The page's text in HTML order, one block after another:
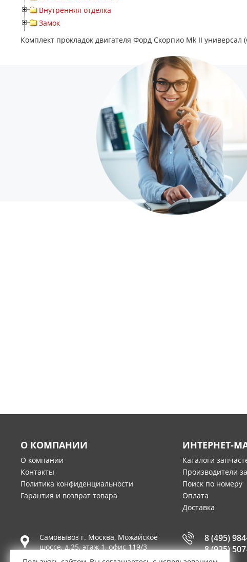
Внутренняя отделка
Замок
Комплект прокладок двигателя Форд Скорпио Mk II универсал
О КОМПАНИИ
О компании
Контакты
Политика конфиденциальности
Гарантия и возврат товара
ИНТЕРНЕТ-
Каталоги
Производители
Поиск по номеру
Оплата
Доставка
Самовывоз г. Москва, Можайское
шоссе, д.25, этаж 1, офис 119/3
8 (495)
8 (925)